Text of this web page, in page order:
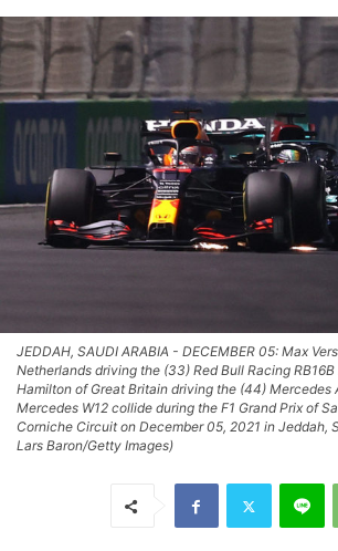
JEDDAH, SAUDI ARABIA - DECEMBER 05: Max
Netherlands driving the (33) Red Bull Racing
Hamilton of Great Britain driving the (44) Mercedes
Mercedes W12 collide during the F1 Grand Prix of
Corniche Circuit on December 05, 2021 in Jeddah,
Lars Baron/Getty Images)